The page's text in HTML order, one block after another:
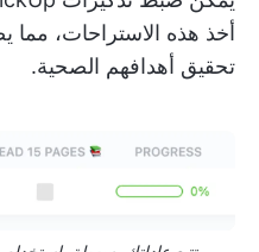
أخذ هذه الاستراحات، مما
تحقيق أهدافهم الصحية.